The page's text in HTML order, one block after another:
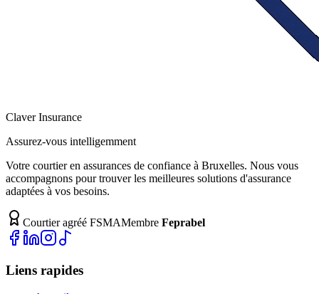
ClaverInsurance
Assurez-vous intelligemment
Votre courtier en assurances de confiance à Bruxelles. Nous vous
accompagnons pour trouver les meilleures solutions d'assurance
adaptées à vos besoins.
Courtier agréé FSMAMembre Feprabel
Liens rapides